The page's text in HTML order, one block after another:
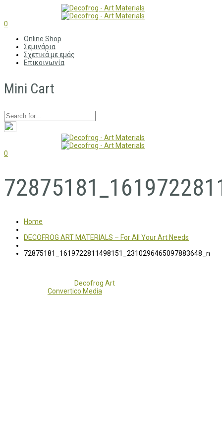
0
Online Shop
Σεμινάρια
Σχετικά με εμάς
Επικοινωνία
Mini Cart
0
Home
DECOFROG ART MATERIALS – For All Your Art Needs
72875181_1619722811498151_2310296465097883648_n
Decofrog Art
Convertico Media